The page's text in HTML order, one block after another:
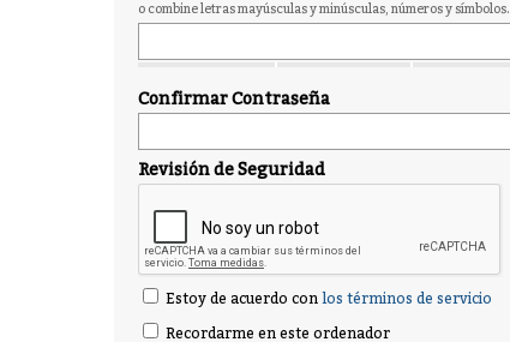
o combine letras mayúsculas y minúsculas, números y símbolos.
Confirmar Contraseña
Revisión de Seguridad
Estoy de acuerdo con los términos de servicio
Recordarme en este ordenador